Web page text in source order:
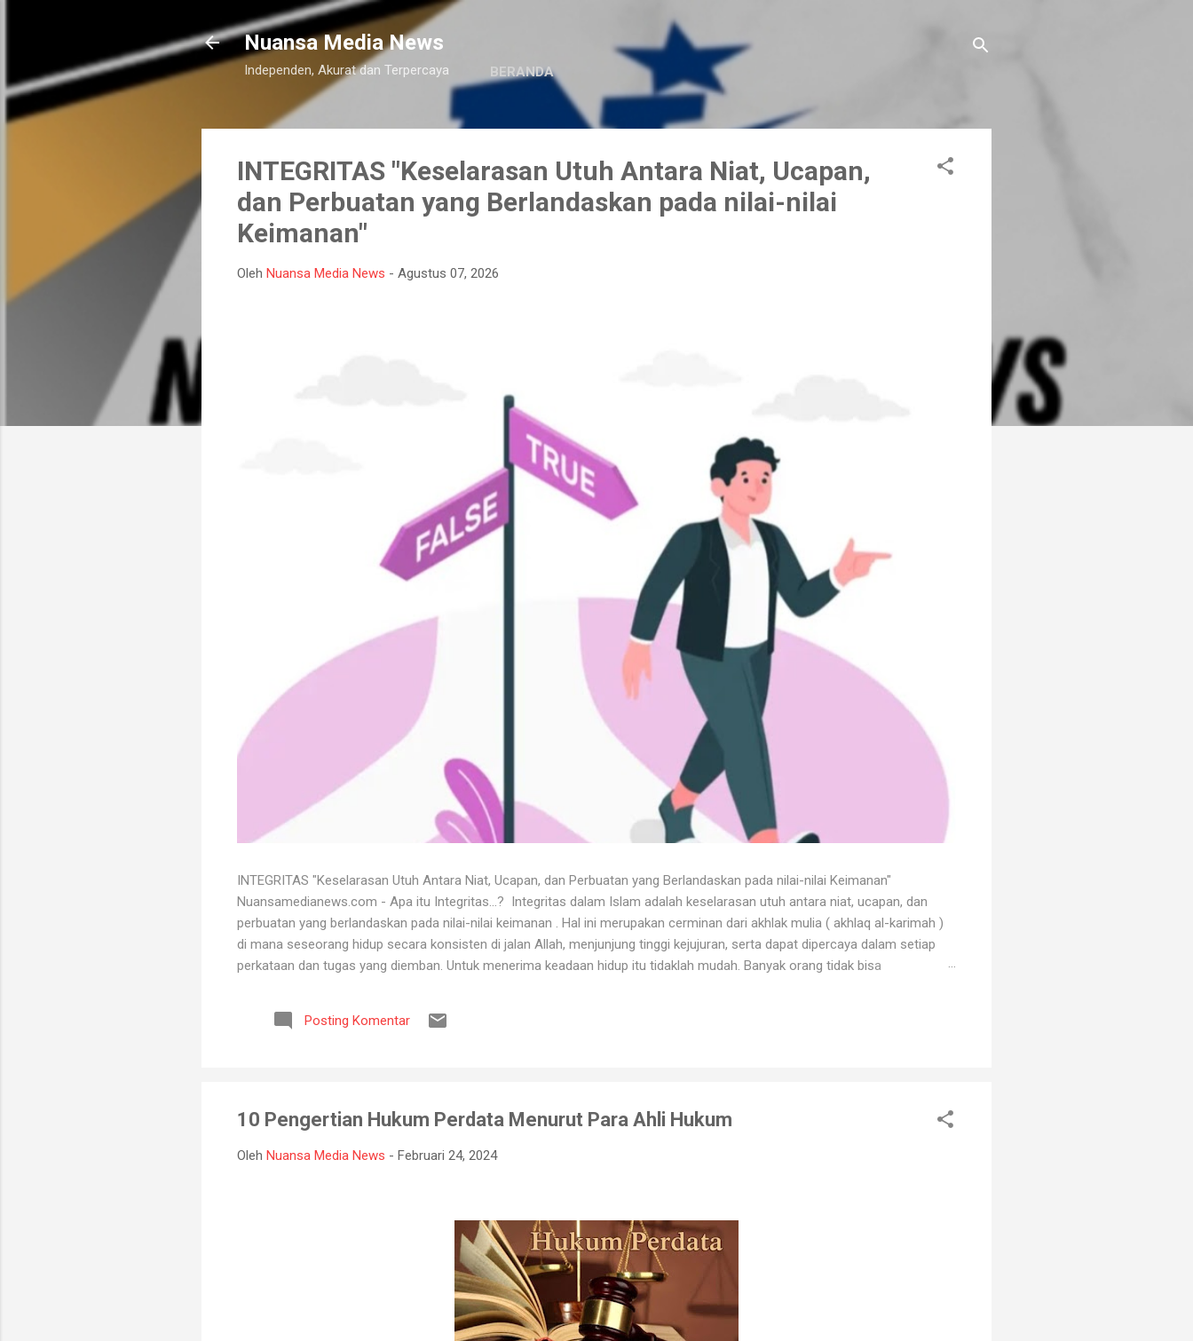
Langsung ke konten utama
Nuansa Media News
Independen, Akurat dan Terpercaya BERANDA
INTEGRITAS "Keselarasan Utuh Antara Niat, Ucapan,
dan Perbuatan yang Berlandaskan pada nilai-nilai
Keimanan"
Oleh Nuansa Media News - Agustus 07, 2026
INTEGRITAS "Keselarasan Utuh Antara Niat, Ucapan, dan Perbuatan yang Berlandaskan pada nilai-nilai Keimanan"
Nuansamedianews.com - Apa itu Integritas...? Integritas dalam Islam adalah keselarasan utuh antara niat, ucapan, dan
perbuatan yang berlandaskan pada nilai-nilai keimanan . Hal ini merupakan cerminan dari akhlak mulia ( akhlaq al-karimah )
di mana seseorang hidup secara konsisten di jalan Allah, menjunjung tinggi kejujuran, serta dapat dipercaya dalam setiap
perkataan dan tugas yang diemban. Untuk menerima keadaan hidup itu tidaklah mudah. Banyak orang tidak bisa
lutut merelakan integritasnya hancur. Padahal telah dipertahankan sekian lama, dan banyak orang menilainya sebagai orang
bersih atau baik. Seorang muslim, iman merupakan landasan penting dalam menjalankan kehidupan. Orang beriman selalu
Posting Komentar
10 Pengertian Hukum Perdata Menurut Para Ahli Hukum
Oleh Nuansa Media News - Februari 24, 2024